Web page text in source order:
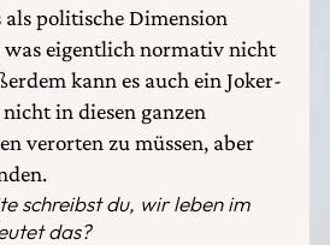
als politische Dimension
was eigentlich normativ nicht
kann es auch ein Joker-
in diesen ganzen
verorten zu müssen, aber
schreibst du, wir leben im
das?